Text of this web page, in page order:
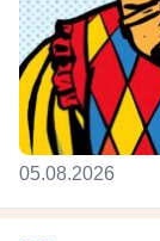
05.08.2026